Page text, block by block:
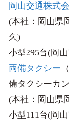
岡山交通株式
(本社：岡山県
久)
小型295台(岡
両備タクシー
備タクシーカン
(本社：岡山県
小型111台(岡